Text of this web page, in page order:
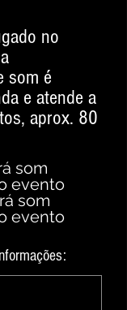
no
som é
e atende a
aprox. 80
som
evento
som
evento